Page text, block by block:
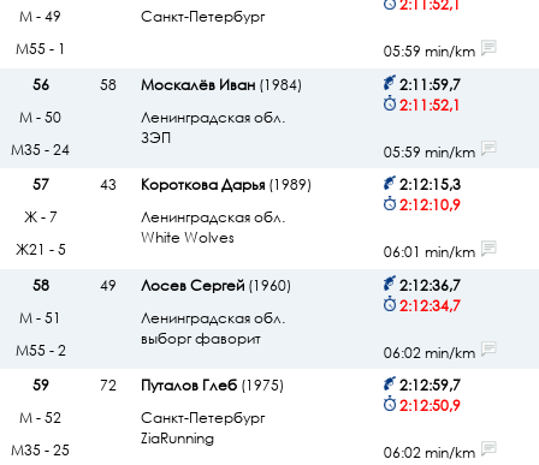
Санкт-Петербург
2:11:52,1
М - 49
М55 - 1
05:59 min/km
56
58 Москалёв Иван(1984)
Ленинградская обл.
ЗЭП
2:11:59,7
2:11:52,1
М - 50
М35 - 24
05:59 min/km
57
43 Короткова Дарья(1989)
Ленинградская обл.
White Wolves
2:12:15,3
2:12:10,9
Ж - 7
Ж21 - 5
06:01 min/km
58
49 Лосев Сергей(1960)
Ленинградская обл.
выборг фаворит
2:12:36,7
2:12:34,7
М - 51
М55 - 2
06:02 min/km
59
72 Путалов Глеб(1975)
Санкт-Петербург
ZiaRunning
2:12:59,7
2:12:50,9
М - 52
М35 - 25
06:02 min/km